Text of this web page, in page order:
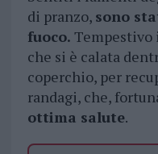
di pranzo, sono
fuoco. Tempestivo
che si è calata
coperchio, per
randagi, che,
ottima salute.